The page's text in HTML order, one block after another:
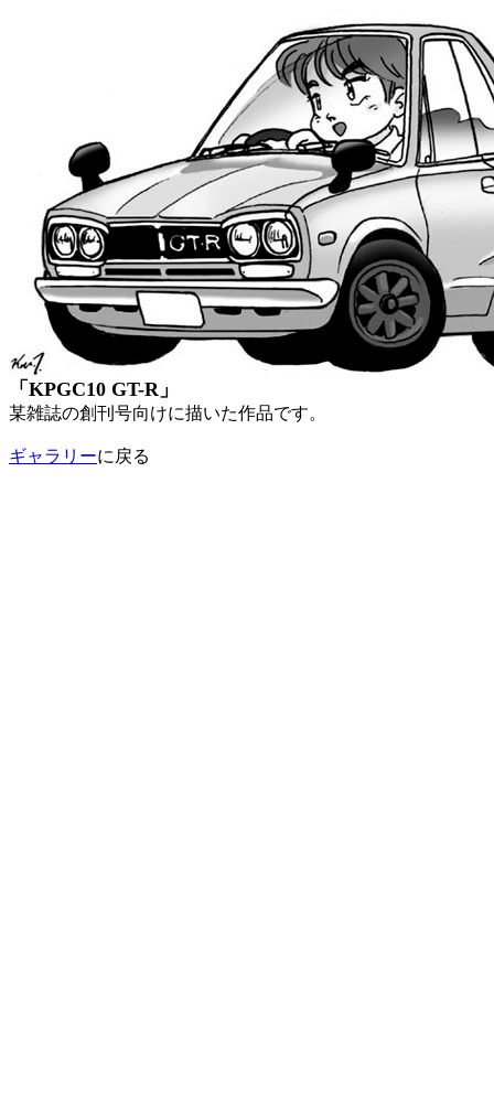
「KPGC10 GT-R」
某雑誌の創刊号向けに描いた作品です。
ギャラリーに戻る